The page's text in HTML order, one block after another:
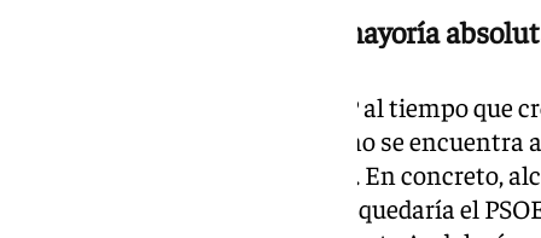
El PP, a ocho escaños de la mayoría
Mejoran las expectativas del PP al tiempo que
La formación de Juanma Moreno se encuentra
absoluta con el 7,75% escrutado. En concreto,
diputados, por los 37 con que se quedaría el